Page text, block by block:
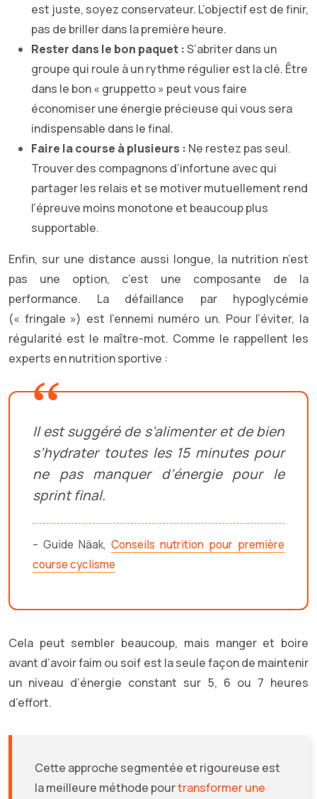
est juste, soyez conservateur. L’objectif est de finir,
pas de briller dans la première heure.
Rester dans le bon paquet :S’abriter dans un
groupe qui roule à un rythme régulier est la clé. Être
dans le bon « gruppetto » peut vous faire
économiser une énergie précieuse qui vous sera
indispensable dans le final.
Faire la course à plusieurs : Ne restez pas seul.
Trouver des compagnons d’infortune avec qui
partager les relais et se motiver mutuellement rend
l’épreuve moins monotone et beaucoup plus
supportable.
Enfin, sur une distance aussi longue, la nutrition n’est
pas une option, c’est une composante de la
performance. La défaillance par hypoglycémie
(« fringale ») est l’ennemi numéro un. Pour l’éviter, la
régularité est le maître-mot. Comme le rappellent les
experts en nutrition sportive :
Il est suggéré de s’alimenter et de bien
s’hydrater toutes les 15 minutes pour
ne pas manquer d’énergie pour le
sprint final.
– Guide Näak, Conseils nutrition pour première
course cyclisme
Cela peut sembler beaucoup, mais manger et boire
avant d’avoir faim ou soif est la seule façon de maintenir
un niveau d’énergie constant sur 5, 6 ou 7 heures
d’effort.
Cette approche segmentée et rigoureuse est
la meilleure méthode pourtransformer une